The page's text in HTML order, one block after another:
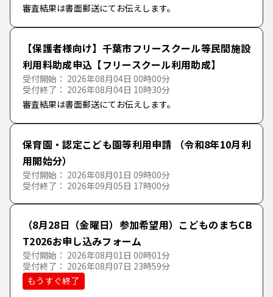
ごみ・リサイクル
上下水道
住宅・土地・建築
税金
保険・年金
町内自治会・地域活動
子育て・家庭
健康・医療・生活衛生
高齢者福祉
障害者福祉
生活の援助
その他福祉
魅力・観光
イベント・観光・市の紹介
文化・スポーツ・生涯学習
しごと・産業
しごと・産業・企業立地
市が発注する仕事
市政全般
計画・行革・財政・統計等
平和・人権・国際交流
選挙・議会
環境・都市計画
か き く
さ行
さ し す せ そ
た行
た ち つ
な行
な に ぬ ね の
は行
は
ま行
ま み む
や行
や ゆ よ
ら行
ら り る
わ行
審査結果は書面郵送にてお伝えします。
【保護者様向け】千葉市フリースクール等民間施設
利用料助成申込【フリースクール利用助成】
受付開始： 2026年08月04日 00時00分
受付終了： 2026年08月04日 10時30分
審査結果は書面郵送にてお伝えします。
保育園・認定こども園等利用申請 （令和8年10月利
用開始分）
受付開始： 2026年08月01日 09時00分
受付終了： 2026年09月05日 17時00分
（8月28日（金曜日）参加希望用）こどものまちCB
T2026お申し込みフォーム
受付開始： 2026年08月01日 00時01分
受付終了： 2026年08月07日 23時59分
もうすぐ終了